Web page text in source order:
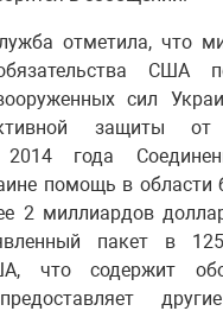
отметила, что
США
сил
защиты от
года
помощь в области
2 миллиардов
пакет в
что содержит